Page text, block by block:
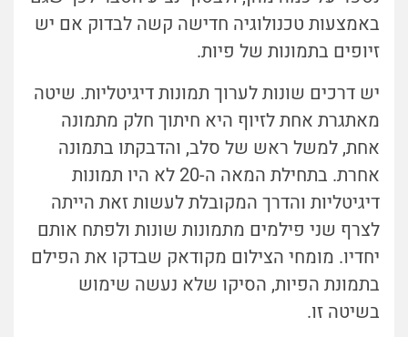
באמצעות טכנולוגיה חדישה קשה לבדוק אם יש
זיופים בתמונות של פיות.
יש דרכים שונות לערוך תמונות דיגיטליות. שיטה
מאתגרת אחת לזיוף היא חיתוך חלק מתמונה
אחת, למשל ראש של סלב, והדבקתו בתמונה
אחרת. בתחילת המאה ה-20 לא היו תמונות
דיגיטליות והדרך המקובלת לעשות זאת הייתה
לצרף שני פילמים מתמונות שונות ולפתח אותם
יחדיו. מומחי הצילום מקודאק שבדקו את הפילם
בתמונת הפיות, הסיקו שלא נעשה שימוש
בשיטה זו.